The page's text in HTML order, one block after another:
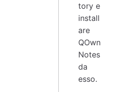
tory e
install
are
QOwn
Notes
da
esso.